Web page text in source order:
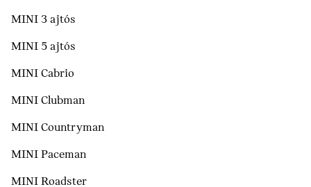
MINI 3 ajtós
MINI 5 ajtós
MINI Cabrio
MINI Clubman
MINI Countryman
MINI Paceman
MINI Roadster